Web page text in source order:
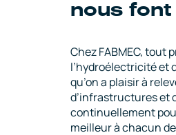
nous
Chez FABMEC, tout
l’hydroélectricité et
qu’on a plaisir à
d’infrastructures et
continuellement
meilleur à chacun